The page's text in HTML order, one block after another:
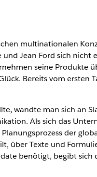
multinationalen
Jean Ford sich
seine Produkte
Bereits vom ersten
wandte man sich an
Als sich das
der
über Texte und
benötigt, begibt sich